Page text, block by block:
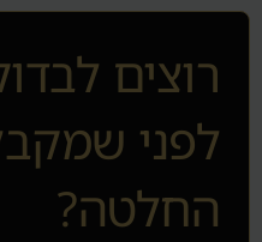
רוצים
לפני
החלטה?